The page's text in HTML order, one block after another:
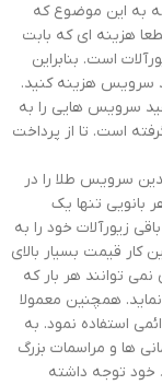
به این موضوع که
هزینه ای که بابت
است. بنابراین
سرویس هزینه کنید.
سرویس هایی را به
است. تا از پرداخت
سرویس طلا را در
بانویی تنها یک
زیورآلات خود را به
کار قیمت بسیار بالای
توانند هر بار که
همچنین معمولا
استفاده نمود. به
ها و مراسمات بزرگ
توجه داشته